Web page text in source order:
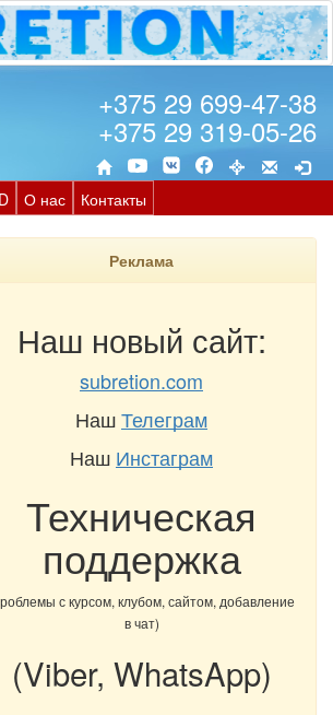
+375 29 699-47-38
+375 29 319-05-26
О нас Контакты
Реклама
Наш новый сайт:
subretion.com
НашТелеграм
Наш Инстаграм
Техническая
поддержка
с курсом, клубом, сайтом, добавление
в чат)
(Viber, WhatsApp)